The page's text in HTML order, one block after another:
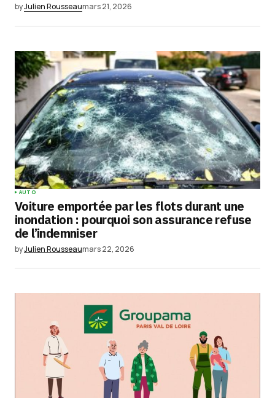
byJulien Rousseaumars 21, 2026
AUTO
Voiture emportée par les flots durant une
inondation : pourquoi son assurance refuse
de l’indemniser
byJulien Rousseaumars 22, 2026